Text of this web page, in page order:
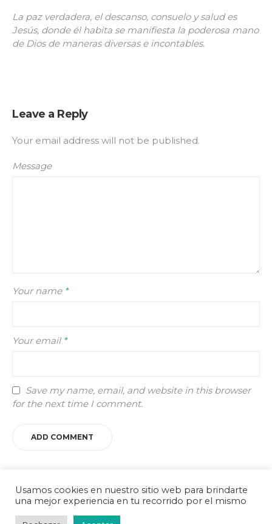
La paz verdadera, el descanso, consuelo y salud es
Jesús, donde él habita se manifiesta la poderosa mano
de Dios de maneras diversas e incontables.
Leave a Reply
Your email address will not be published.
Message
Your name *
Your email *
Save my name, email, and website in this browser
for the next time I comment.
Usamos cookies en nuestro sitio web para brindarte
una mejor experiencia en tu recorrido por el mismo